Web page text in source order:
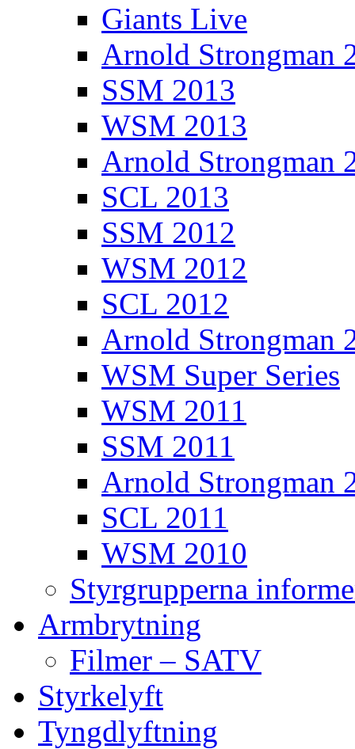
Giants Live
Arnold Strongman
SSM 2013
WSM 2013
Arnold Strongman
SCL 2013
SSM 2012
WSM 2012
SCL 2012
Arnold Strongman
WSM Super Series
WSM 2011
SSM 2011
Arnold Strongman
SCL 2011
WSM 2010
Styrgrupperna
Armbrytning
Filmer – SATV
Styrkelyft
Tyngdlyftning